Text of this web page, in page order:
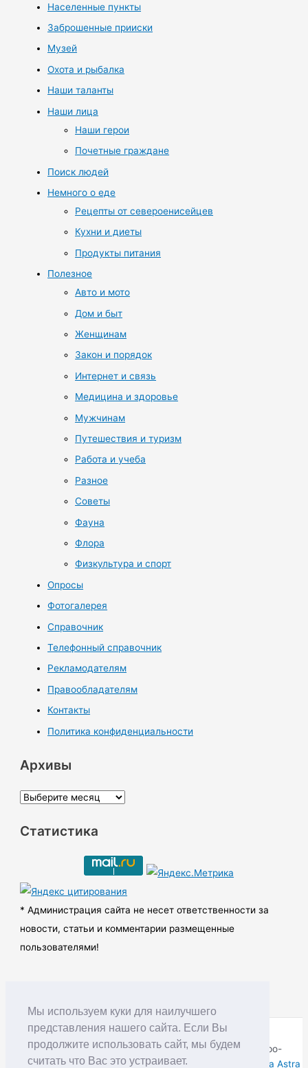
Мы используем куки для наилучшего
представления нашего сайта. Если Вы
продолжите использовать сайт, мы будем
считать что Вас это устраивает.
Населенные пункты
Заброшенные прииски
Музей
Охота и рыбалка
Наши таланты
Наши лица
Наши герои
Почетные граждане
Поиск людей
Немного о еде
Рецепты от североенисейцев
Кухни и диеты
Продукты питания
Полезное
Авто и мото
Дом и быт
Женщинам
Закон и порядок
Интернет и связь
Медицина и здоровье
Мужчинам
Путешествия и туризм
Работа и учеба
Разное
Советы
Фауна
Флора
Физкультура и спорт
Опросы
Фотогалерея
Справочник
Телефонный справочник
Рекламодателям
Правообладателям
Контакты
Политика конфиденциальности
Архивы
А
х
ы
Статистика
* Администрация сайта не несет ответственности за
новости, статьи и комментарии размещенные
пользователями!
Copyright © RUDNIK.MOBI 28.06.2008 - 2026 | Северо-
Енисейский округ Красноярского края | Powered by
Тема Astra